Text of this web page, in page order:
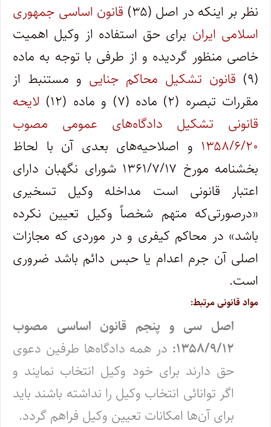
نظر بر اینکه در اصل (۳۵)
قانون اساسی جمهوری
اسلامی ایران برای حق استفاده از وکیل اهمیت
خاصی منظور گردیده و از طرفی با توجه به ماده
(۹)
قانون تشکیل محاکم جنایی و مستنبط از
مقررات تبصره (۲) ماده (۷) و ماده (۱۲)
لایحه
قانونی تشکیل دادگاه‌های عمومی مصوب
۱۳۵۸/۶/۲۰ و اصلاحیه‌های بعدی آن با لحاظ
بخشنامه مورخ ۱۳۶۱/۷/۱۷ شورای نگهبان دارای
اعتبار قانونی است مداخله وکیل تسخیری
«درصورتی‌که متهم شخصاً وکیل تعیین نکرده
باشد» در محاکم کیفری و در موردی که مجازات
اصلی آن جرم اعدام یا حبس دائم باشد ضروری
است.
مواد قانونی مرتبط:
اصل سی و پنجم قانون اساسی مصوب
۱۳۵۸/۹/۱۲: در همه‏ دادگاه‌ها طرفین‏ دعوی‏
حق‏ دارند برای‏ خود وکیل‏ انتخاب‏ نمایند و
اگر توانائی‏ انتخاب‏ وکیل‏ را نداشته‏ باشند باید
برای‏ آن‌ها امکانات‏ تعیین‏ وکیل‏ فراهم‏ گردد.